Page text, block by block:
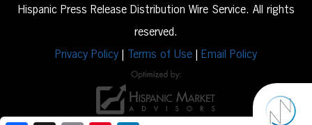
Hispanic Press Release Distribution Wire Service. All rights
reserved.
Privacy Policy
Terms of Use Email Policy